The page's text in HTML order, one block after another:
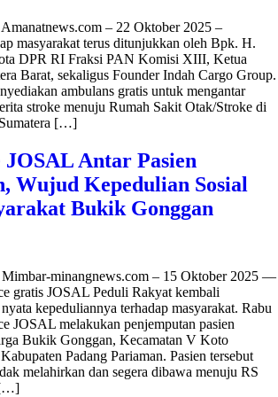
– 22 Oktober 2025 –
masyarakat terus ditunjukkan oleh Bpk. H.
DPR RI Fraksi PAN Komisi XIII, Ketua
Barat, sekaligus Founder Indah Cargo Group.
ambulans gratis untuk mengantar
stroke menuju Rumah Sakit Otak/Stroke di
[…]
JOSAL Antar Pasien
Wujud Kepedulian Sosial
Bukik Gonggan
Mimbar-minangnews.com – 15 Oktober 2025 —
gratis JOSAL Peduli Rakyat kembali
kepeduliannya terhadap masyarakat. Rabu
JOSAL melakukan penjemputan pasien
Bukik Gonggan, Kecamatan V Koto
Padang Pariaman. Pasien tersebut
melahirkan dan segera dibawa menuju RS
[…]